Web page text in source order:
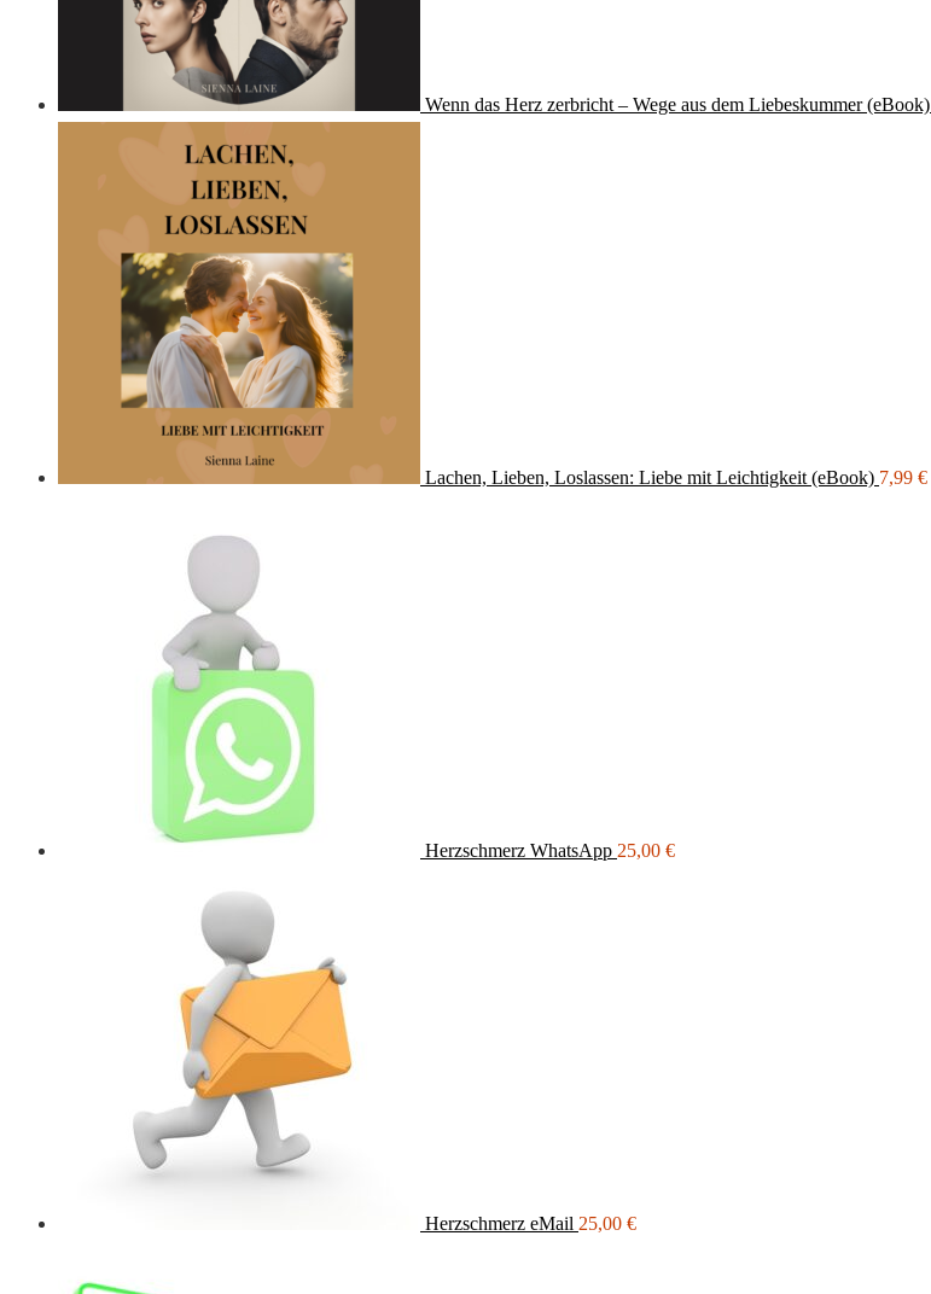
Wenn das Herz zerbricht – Wege aus dem Liebeskummer (eBook)
Lachen, Lieben, Loslassen: Liebe mit Leichtigkeit (eBook) 7,99 €
Herzschmerz WhatsApp 25,00 €
Herzschmerz eMail 25,00 €